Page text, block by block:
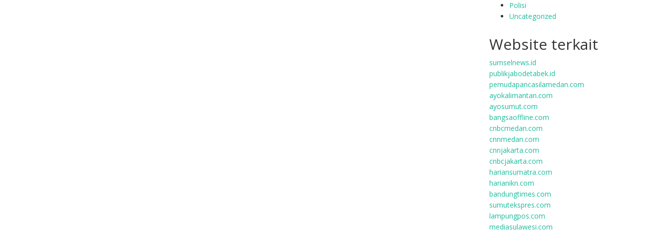
Polisi
Uncategorized
Website terkait
sumselnews.id
publikjabodetabek.id
pemudapancasilamedan.com
ayokalimantan.com
ayosumut.com
bangsaoffline.com
cnbcmedan.com
cnnmedan.com
cnnjakarta.com
cnbcjakarta.com
hariansumatra.com
harianikn.com
bandungtimes.com
sumutekspres.com
lampungpos.com
mediasulawesi.com